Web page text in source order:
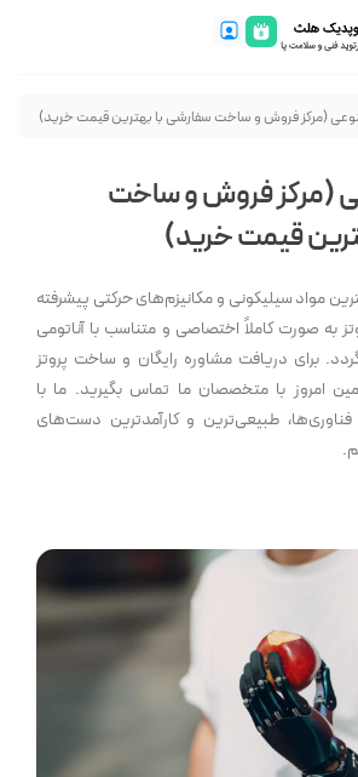
(مرکز فروش و ساخت سفارشی با بهترین قیمت خرید)
فروش و ساخت
قیمت خرید)
مواد سیلیکونی و مکانیزم‌های حرکتی پیشرفته
به صورت کاملاً اختصاصی و متناسب با آناتومی
برای دریافت مشاوره رایگان و ساخت پروتز
امروز با متخصصان ما تماس بگیرید. ما با
فناوری‌ها، طبیعی‌ترین و کارآمدترین دست‌های